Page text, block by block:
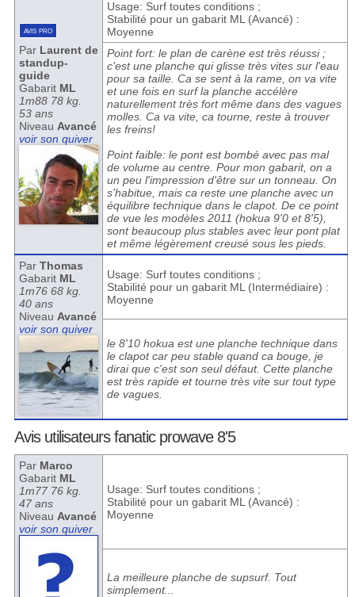
avis pro
Par Laurent de
standup-
guide
Gabarit ML
1m88 78 kg.
53 ans
Niveau Avancé
voir son quiver
Usage: Surf toutes conditions ;
Stabilité pour un gabarit ML (Avancé) :
Moyenne
Point fort: le plan de carène est très réussi ;
c'est une planche qui glisse très vites sur l'eau
pour sa taille. Ca se sent à la rame, on va vite
et une fois en surf la planche accélère
naturellement très fort même dans des vagues
molles. Ca va vite, ca tourne, reste à trouver
les freins!
Point faible: le pont est bombé avec pas mal
de volume au centre. Pour mon gabarit, on a
un peu l'impression d'être sur un tonneau. On
s'habitue, mais ca reste une planche avec un
équilibre technique dans le clapot. De ce point
de vue les modèles 2011 (hokua 9'0 et 8'5),
sont beaucoup plus stables avec leur pont plat
et même légèrement creusé sous les pieds.
Par Thomas
Gabarit ML
1m76 68 kg.
40 ans
Niveau Avancé
voir son quiver
Usage: Surf toutes conditions ;
Stabilité pour un gabarit ML (Intermédiaire) :
Moyenne
le 8'10 hokua est une planche technique dans
le clapot car peu stable quand ca bouge, je
dirai que c'est son seul défaut. Cette planche
est très rapide et tourne très vite sur tout type
de vagues.
Avis utilisateurs fanatic prowave 8'5
Par Marco
Gabarit ML
1m77 76 kg.
47 ans
Niveau Avancé
voir son quiver
Usage: Surf toutes conditions ;
Stabilité pour un gabarit ML (Avancé) :
Moyenne
La meilleure planche de supsurf. Tout
simplement...